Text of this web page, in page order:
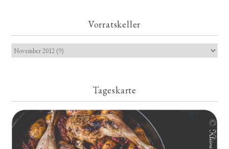
Vorratskeller
Tageskarte